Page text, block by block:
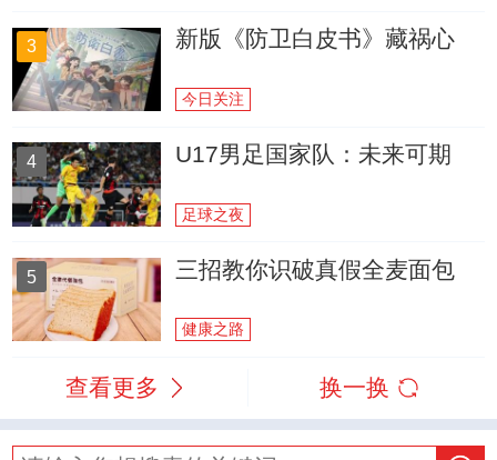
3 新版《防卫白皮书》藏祸心
今日关注
4 U17男足国家队：未来可期
足球之夜
5 三招教你识破真假全麦面包
健康之路
查看更多 换一换